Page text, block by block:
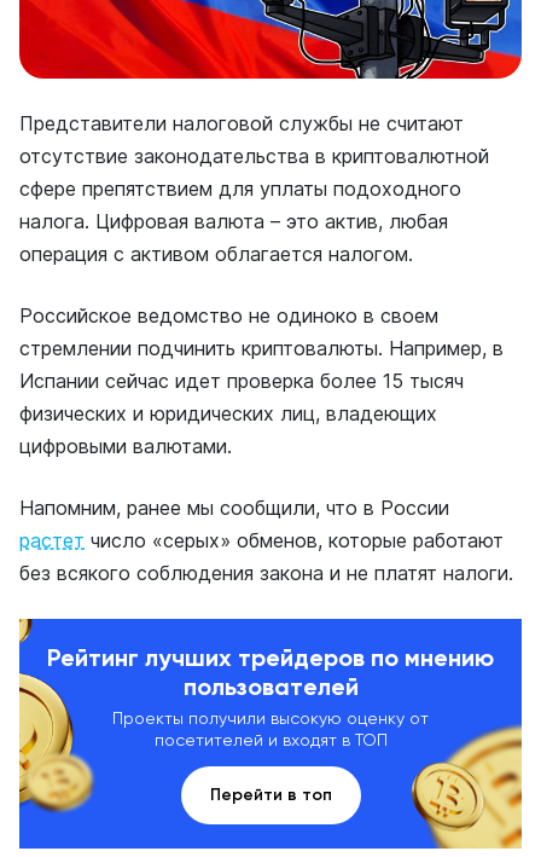
Представители налоговой службы не считают
отсутствие законодательства в криптовалютной
сфере препятствием для уплаты подоходного
налога. Цифровая валюта – это актив, любая
операция с активом облагается налогом.
Российское ведомство не одиноко в своем
стремлении подчинить криптовалюты. Например, в
Испании сейчас идет проверка более 15 тысяч
физических и юридических лиц, владеющих
цифровыми валютами.
Напомним, ранее мы сообщили, что в России
растет число «серых» обменов, которые работают
без всякого соблюдения закона и не платят налоги.
Рейтинг лучших трейдеров по мнению
пользователей
Проекты получили высокую оценку от
посетителей и входят в ТОП
Перейти в топ